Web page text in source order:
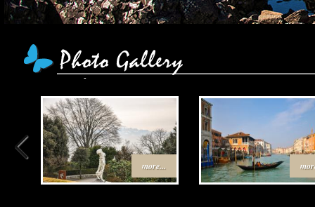
more...